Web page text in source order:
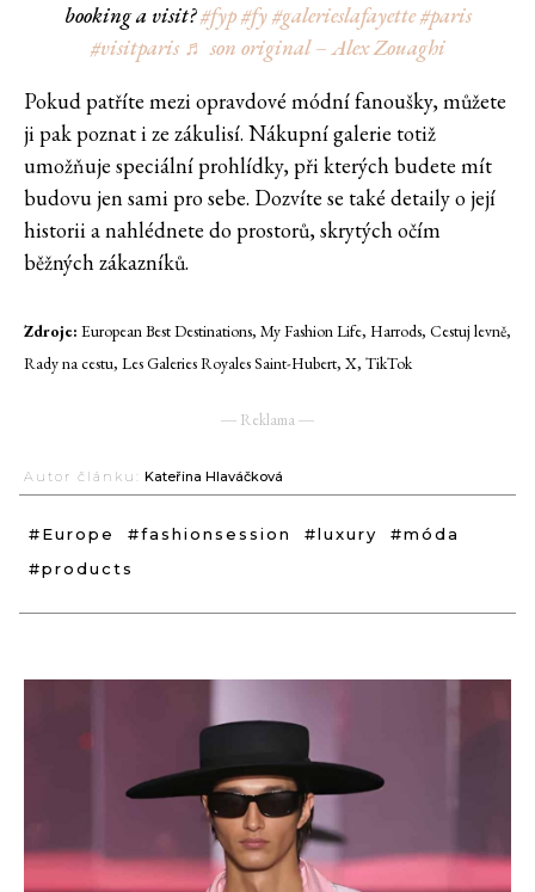
booking a visit?#fyp#fy#galerieslafayette#paris
#visitparis ♬ son original – Alex Zouaghi
Pokud patříte mezi opravdové módní fanoušky, můžete
ji pak poznat i ze zákulisí. Nákupní galerie totiž
umožňuje speciální prohlídky, při kterých budete mít
budovu jen sami pro sebe. Dozvíte se také detaily o její
historii a nahlédnete do prostorů, skrytých očím
běžných zákazníků.
Zdroje: European Best Destinations, My Fashion Life, Harrods, Cestuj levně,
Rady na cestu, Les Galeries Royales Saint-Hubert, X, TikTok
― Reklama ―
Autor článku: Kateřina Hlaváčková
#Europe #fashionsession #luxury
#móda
#products